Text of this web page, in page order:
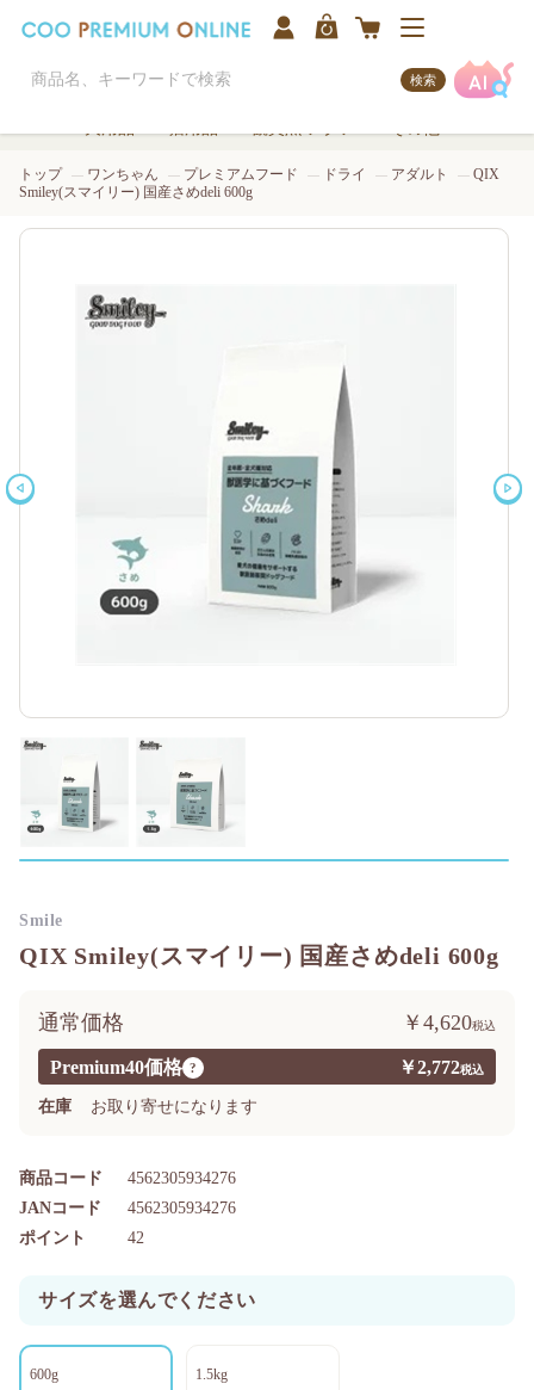
検索
トップ ワンちゃん プレミアムフード ドライ アダルト
QIX
Smiley(スマイリー) 国産さめdeli 600g
QIX Smiley(スマイリー) 国産さめdeli 600g
Premium40価格 ? ￥2,772
通常価格 ￥4,620
在庫 お取り寄せになります
商品コード 4562305934276
ポイント 42
JANコード 4562305934276
サイズを選んでください
600g 1.5kg
Smile